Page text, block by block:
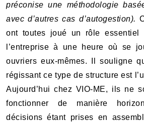
préconise une méthodologie
avec d’autres cas d’autogestion).
ont toutes joué un rôle
l’entreprise à une heure où se
ouvriers eux-mêmes. Il souligne
régissant ce type de structure est
Aujourd’hui chez VIO-ME, ils ne
fonctionner de manière
décisions étant prises en